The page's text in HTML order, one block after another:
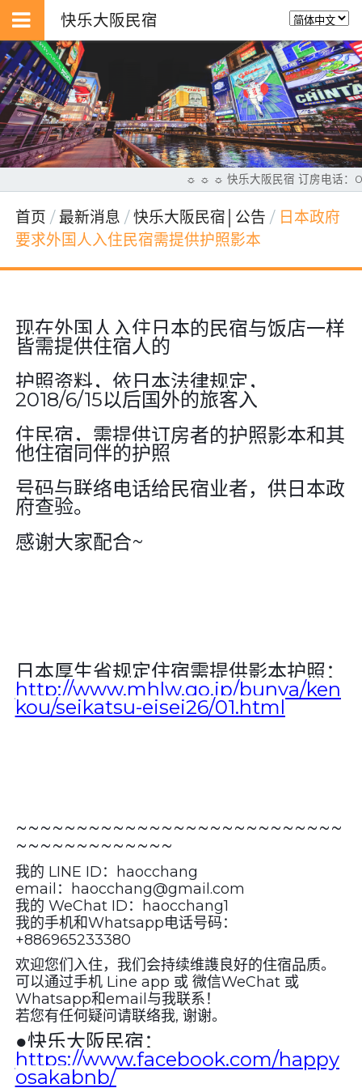
快乐大阪民宿
☼ ☼ ☼ 快乐大阪民宿 订房电话：
首页 最新消息 快乐大阪民宿│公告
日本政府
要求外国人入住民宿需提供护照影本
现在外国人入住日本的民宿与饭店一样
皆需提供住宿人的
护照资料，依日本法律规定，
2018/6/15以后国外的旅客入
住民宿，需提供订房者的护照影本和其
他住宿同伴的护照
号码与联络电话给民宿业者，供日本政
府查验。
感谢大家配合~
日本厚生省规定住宿需提供影本护照：
http://www.mhlw.go.jp/bunya/ken
kou/seikatsu-eisei26/01.html
~~~~~~~~~~~~~~~~~~~~~~~~~~~
~~~~~~~~~~~~~
我的 LINE ID：haocchang
email：haocchang@gmail.com
我的 WeChat ID：haocchang1
我的手机和Whatsapp电话号码：
+886965233380
欢迎您们入住，我们会持续维謢良好的住宿品质。
可以通过手机 Line app 或 微信WeChat 或
Whatsapp和email与我联系！
若您有任何疑问请联络我, 谢谢。
●快乐大阪民宿：
https://www.facebook.com/happy
osakabnb/